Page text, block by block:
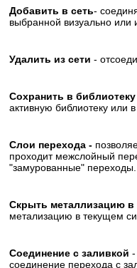
Добавить в сеть-
выбранной визуально или
Удалить из сети -
Сохранить в библиотеку
активную библиотеку или
Слои перехода -
проходит межслойный
"замурованные" переходы.
Скрыть металлизацию в
метализацию в текущем
Соединение с заливкой
соединение перехода с